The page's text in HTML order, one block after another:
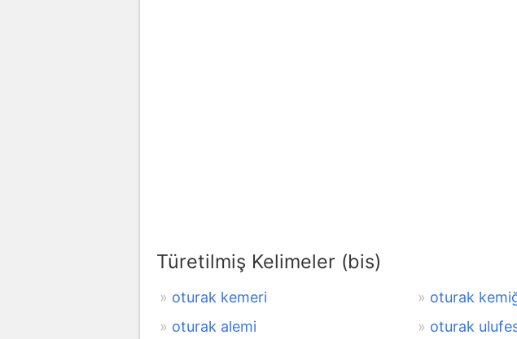
Türetilmiş Kelimeler (bis)
oturak kemeri oturak
oturak alemi
oturak